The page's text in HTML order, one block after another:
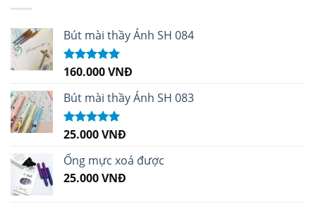
Bút mài thầy Ánh SH 084
Được xếp
sao
160.000VNĐ
Bút mài thầy Ánh SH 083
Được xếp
sao
25.000VNĐ
Ống mực xoá được
25.000VNĐ